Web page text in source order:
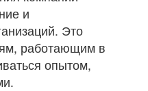
и
Это
работающим в
опытом,